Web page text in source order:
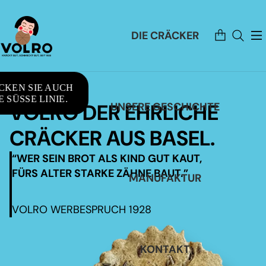
DIE CRÄCKER
UNSERE GESCHICHTE
MANUFAKTUR
KONTAKT
Artikel
im
Warenkorb
SIE AUCH
SÜSSE LINIE.
VOLRO DER EHRLICHE
CRÄCKER AUS BASEL.
“WER SEIN BROT ALS KIND GUT KAUT,
FÜRS ALTER STARKE ZÄHNE BAUT.”
VOLRO WERBESPRUCH 1928